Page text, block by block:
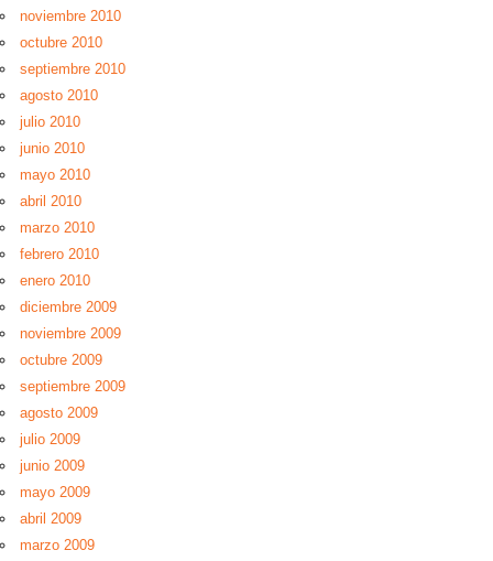
noviembre 2010
octubre 2010
septiembre 2010
agosto 2010
julio 2010
junio 2010
mayo 2010
abril 2010
marzo 2010
febrero 2010
enero 2010
diciembre 2009
noviembre 2009
octubre 2009
septiembre 2009
agosto 2009
julio 2009
junio 2009
mayo 2009
abril 2009
marzo 2009